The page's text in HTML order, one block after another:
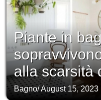
Piante in
alla scarsità
Bagno/August 15, 2023